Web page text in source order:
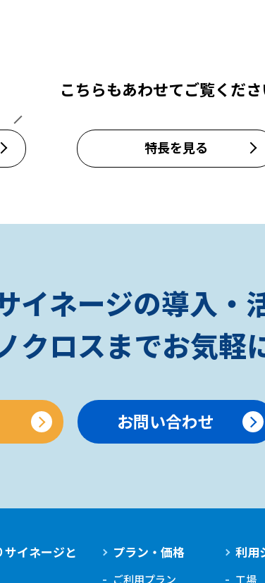
こちらもあわせてご覧くださ
特長を見る
イネージの導入・
クロスまでお気軽
お問い合わせ
サイネージと
プラン・価格
ご利用プラン
利用
工場